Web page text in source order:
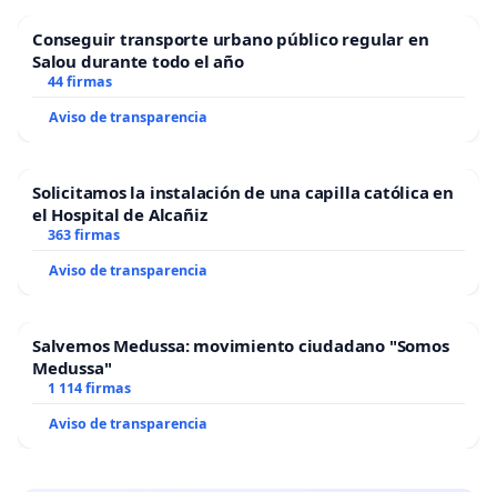
Conseguir transporte urbano público regular en
Salou durante todo el año
44 firmas
Aviso de transparencia
Solicitamos la instalación de una capilla católica en
el Hospital de Alcañiz
363 firmas
Aviso de transparencia
Salvemos Medussa: movimiento ciudadano "Somos
Medussa"
1 114 firmas
Aviso de transparencia